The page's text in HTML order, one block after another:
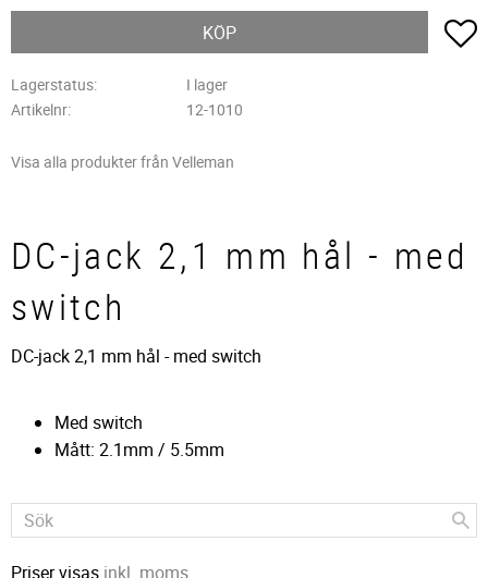
KÖP
Lagerstatus
I lager
Artikelnr
12-1010
Visa alla produkter från Velleman
DC-jack 2,1 mm hål - med
switch
DC-jack 2,1 mm hål - med switch
Med switch
Mått: 2.1mm / 5.5mm
Priser visas inkl. moms